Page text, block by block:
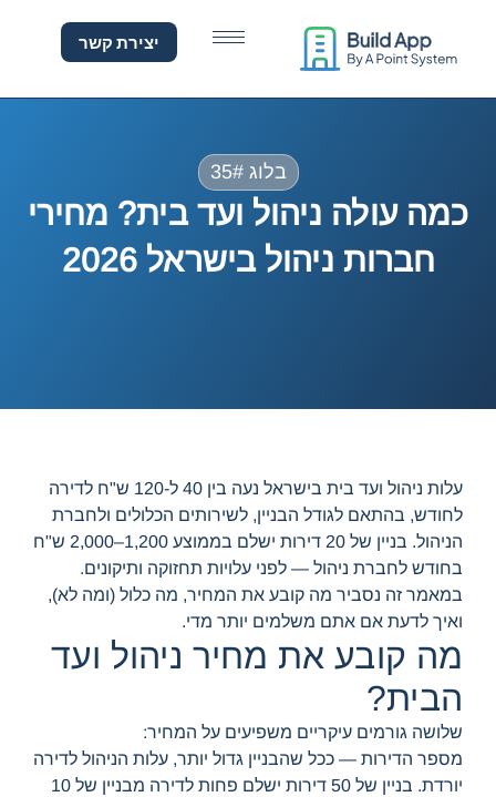
כמה עולה ניהול ועד בית?
יצירת קשר
בלוג 35#
כמה עולה ניהול ועד בית? מחירי
חברות ניהול בישראל 2026
עלות ניהול ועד בית בישראל נעה בין 40 ל-120 ש"ח לדירה
לחודש, בהתאם לגודל הבניין, לשירותים הכלולים ולחברת
הניהול. בניין של 20 דירות ישלם בממוצע 1,200–2,000 ש"ח
בחודש לחברת ניהול — לפני עלויות תחזוקה ותיקונים.
במאמר זה נסביר מה קובע את המחיר, מה כלול (ומה לא),
ואיך לדעת אם אתם משלמים יותר מדי.
מה קובע את מחיר ניהול ועד
הבית?
שלושה גורמים עיקריים משפיעים על המחיר:
מספר הדירות — ככל שהבניין גדול יותר, עלות הניהול לדירה
יורדת. בניין של 50 דירות ישלם פחות לדירה מבניין של 10